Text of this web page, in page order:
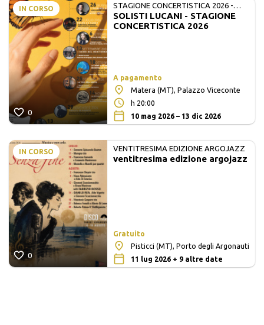
IN CORSO
0
STAGIONE CONCERTISTICA 2026 -
MATE E SOLISTI LUCANI
SOLISTI LUCANI - STAGIONE
CONCERTISTICA 2026
A pagamento
Matera (MT), Palazzo Viceconte
h 20:00
10 mag 2026 – 13 dic 2026
IN CORSO
0
VENTITRESIMA EDIZIONE ARGOJAZZ
ventitresima edizione argojazz
Gratuito
Pisticci (MT), Porto degli Argonauti
11 lug 2026 + 9 altre date